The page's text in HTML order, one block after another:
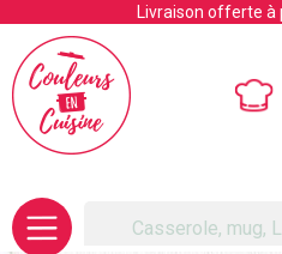
Livraison offerte à